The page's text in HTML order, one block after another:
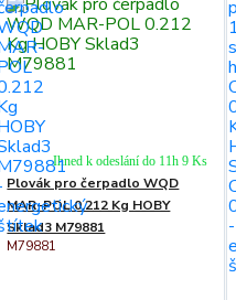
Plovák pro čerpadlo WQD
MAR-POL 0.212 Kg HOBY
Sklad3 M79881
M79881
Ihned k odeslání do 11h 9 Ks